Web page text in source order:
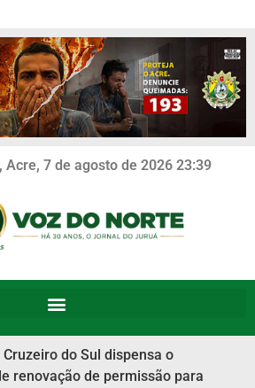
Acre, 7 de agosto de 2026 23:39
do Sul dispensa o
renovação de permissão para